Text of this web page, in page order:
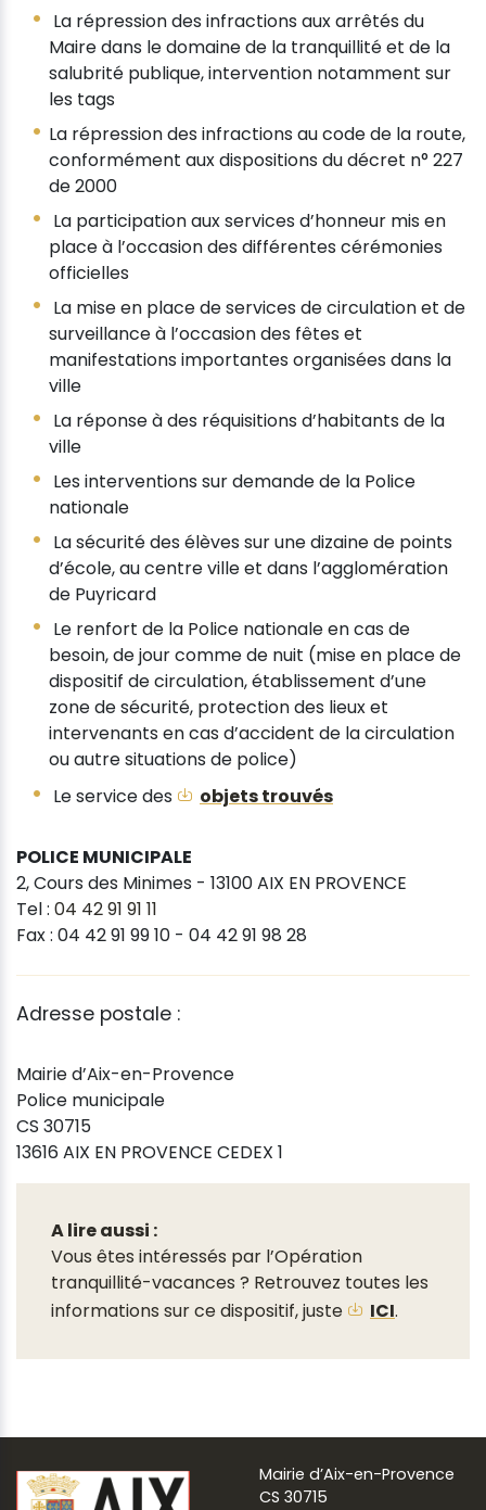
La répression des infractions aux arrêtés du
Maire dans le domaine de la tranquillité et de la
salubrité publique, intervention notamment sur
les tags
La répression des infractions au code de la route,
conformément aux dispositions du décret n° 227
de 2000
La participation aux services d’honneur mis en
place à l’occasion des différentes cérémonies
officielles
La mise en place de services de circulation et de
surveillance à l’occasion des fêtes et
manifestations importantes organisées dans la
ville
La réponse à des réquisitions d’habitants de la
ville
Les interventions sur demande de la Police
nationale
La sécurité des élèves sur une dizaine de points
d’école, au centre ville et dans l’agglomération
de Puyricard
Le renfort de la Police nationale en cas de
besoin, de jour comme de nuit (mise en place de
dispositif de circulation, établissement d’une
zone de sécurité, protection des lieux et
intervenants en cas d’accident de la circulation
ou autre situations de police)
Le service des
objets trouvés
POLICE MUNICIPALE
2, Cours des Minimes - 13100 AIX EN PROVENCE
Tel : 04 42 91 91 11
Fax : 04 42 91 99 10 - 04 42 91 98 28
Adresse postale :
Mairie d’Aix-en-Provence
Police municipale
CS 30715
13616 AIX EN PROVENCE CEDEX 1
A lire aussi :
Vous êtes intéressés par l’Opération
tranquillité-vacances ? Retrouvez toutes les
informations sur ce dispositif, juste
ICI.
Mairie d’Aix-en-Provence
CS 30715